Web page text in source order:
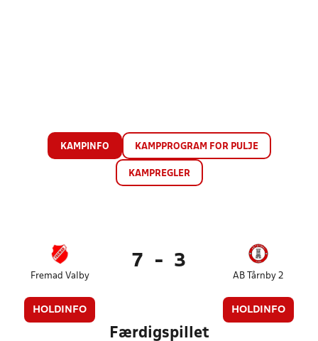
KAMPINFO KAMPPROGRAM FOR PULJE
KAMPREGLER
Fremad Valby
HOLDINFO
7 - 3
AB Tårnby 2
HOLDINFO
Færdigspillet